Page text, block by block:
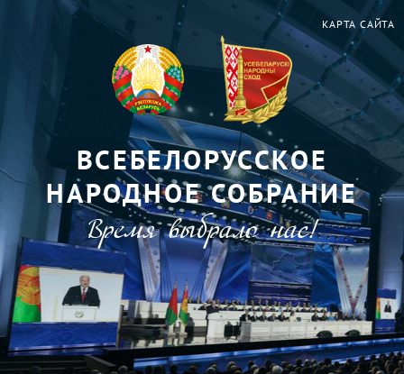
КАРТА САЙТА
ВСЕБЕЛОРУССКОЕ
НАРОДНОЕ СОБРАНИЕ
Время выбрало нас!